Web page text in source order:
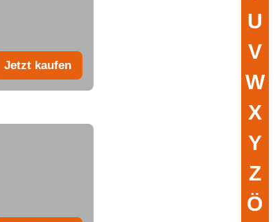
U
V
W
X
Y
Z
Ö
Jetzt kaufen